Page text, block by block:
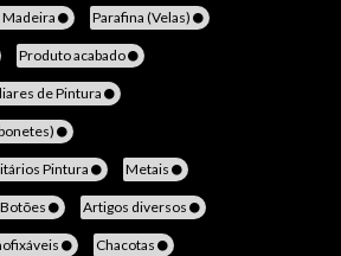
Parafina (Velas)
Produto acabado
de Pintura
Pintura Metais
Artigos diversos
Chacotas